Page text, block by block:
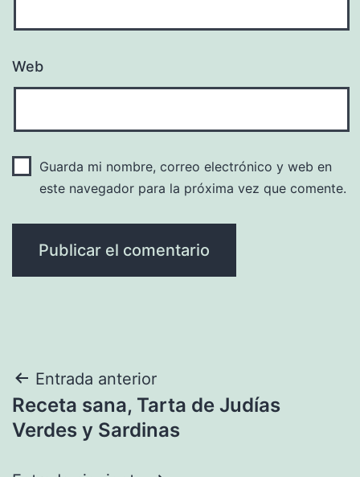
Web
Guarda mi nombre, correo electrónico y web en
este navegador para la próxima vez que comente.
Navegación
de
Entrada anterior
Receta sana, Tarta de Judías
Verdes y Sardinas